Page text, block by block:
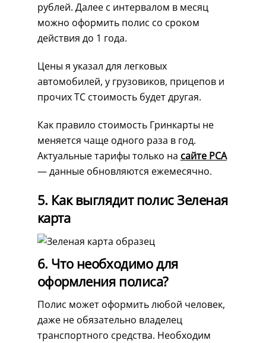
рублей. Далее с интервалом в месяц
можно оформить полис со сроком
действия до 1 года.
Цены я указал для легковых
автомобилей, у грузовиков, прицепов и
прочих ТС стоимость будет другая.
Как правило стоимость Гринкарты не
меняется чаще одного раза в год.
Актуальные тарифы только на сайте РСА
— данные обновляются ежемесячно.
5. Как выглядит полис Зеленая
карта
6. Что необходимо для
оформления полиса?
Полис может оформить любой человек,
даже не обязательно владелец
транспортного средства. Необходим